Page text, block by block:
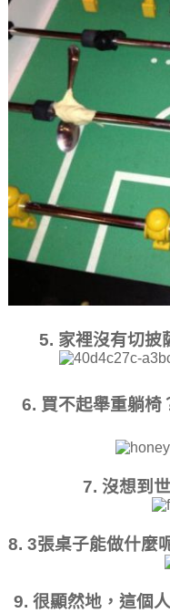
5. 家裡沒有切披
6. 買不起舉重躺椅
7. 沒想到
8. 3張桌子能做什麼
9. 很顯然地，這個